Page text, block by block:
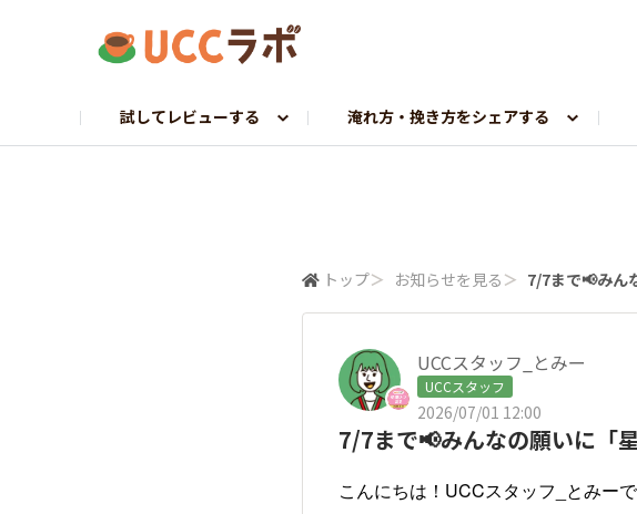
試してレビューする 淹れ方・挽き方をシェアする
トップ＞ お知らせを見る ＞ 7/7まで📢みん
UCCスタッフ_とみー
UCCスタッフ
2026/07/01 12:00
7/7まで📢みんなの願いに「
こんにちは！UCCスタッフ_とみー